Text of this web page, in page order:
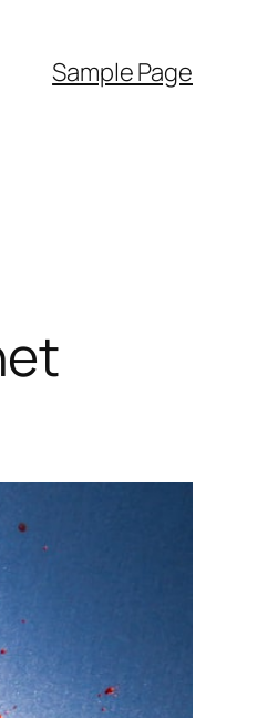
Sample Page